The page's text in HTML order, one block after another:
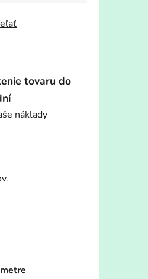
tovaru do
náklady